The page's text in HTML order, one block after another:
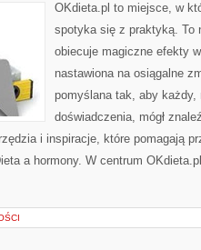
OKdieta.pl to miejsce, w
spotyka się z praktyką. To
obiecuje magiczne efekty
nastawiona na osiągalne
pomyślana tak, aby każdy,
doświadczenia, mógł
i inspiracje, które pomagają
a hormony. W centrum